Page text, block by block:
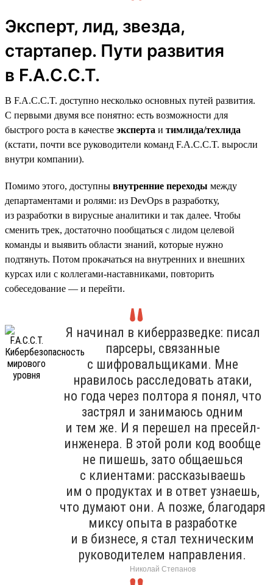
Эксперт, лид, звезда,
стартапер. Пути развития
в F.A.C.C.T.
В F.A.C.C.T. доступно несколько основных путей развития.
С первыми двумя все понятно: есть возможности для
быстрого роста в качестве эксперта и тимлида/техлида
(кстати, почти все руководители команд F.A.C.C.T. выросли
внутри компании).
Помимо этого, доступны внутренние переходы между
департаментами и ролями: из DevOps в разработку,
из разработки в вирусные аналитики и так далее. Чтобы
сменить трек, достаточно пообщаться с лидом целевой
команды и выявить области знаний, которые нужно
подтянуть. Потом прокачаться на внутренних и внешних
курсах или с коллегами-наставниками, повторить
собеседование — и перейти.
Я начинал в киберразведке: писал
парсеры, связанные
с шифровальщиками. Мне
нравилось расследовать атаки,
но года через полтора я понял, что
застрял и занимаюсь одним
и тем же. И я перешел на пресейл-
инженера. В этой роли код вообще
не пишешь, зато общаешься
с клиентами: рассказываешь
им о продуктах и в ответ узнаешь,
что думают они. А позже, благодаря
миксу опыта в разработке
и в бизнесе, я стал техническим
руководителем направления.
Николай Степанов